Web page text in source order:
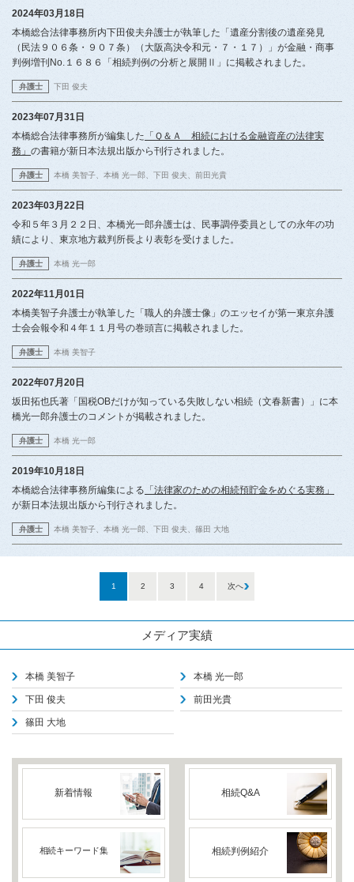
2024年03月18日
本橋総合法律事務所内下田俊夫弁護士が執筆した「遺産分割後の遺産発見
（民法９０６条・９０７条）（大阪高決令和元・７・１７）」が金融・商事
判例増刊No.１６８６「相続判例の分析と展開Ⅱ」に掲載されました。
弁護士 下田 俊夫
2023年07月31日
本橋総合法律事務所が編集した 「Ｑ＆Ａ 相続における金融資産の法律実
務」 の書籍が新日本法規出版から刊行されました。
弁護士 本橋 美智子 本橋 光一郎 下田 俊夫 前田光貴
2023年03月22日
令和５年３月２２日、本橋光一郎弁護士は、民事調停委員としての永年の功
績により、東京地方裁判所長より表彰を受けました。
弁護士 本橋 光一郎
2022年11月01日
本橋美智子弁護士が執筆した「職人的弁護士像」のエッセイが第一東京弁護
士会会報令和４年１１月号の巻頭言に掲載されました。
弁護士 本橋 美智子
2022年07月20日
坂田拓也氏著「国税OBだけが知っている失敗しない相続（文春新書）」に本
橋光一郎弁護士のコメントが掲載されました。
弁護士 本橋 光一郎
2019年10月18日
本橋総合法律事務所編集による 「法律家のための相続預貯金をめぐる実務」
が新日本法規出版から刊行されました。
弁護士 本橋 美智子 本橋 光一郎 下田 俊夫 篠田 大地
1 2 3 4 次へ
メディア実績
本橋 美智子 本橋 光一郎
下田 俊夫 前田光貴
篠田 大地
新着情報 相続Q&A
相続キーワード集 相続判例紹介